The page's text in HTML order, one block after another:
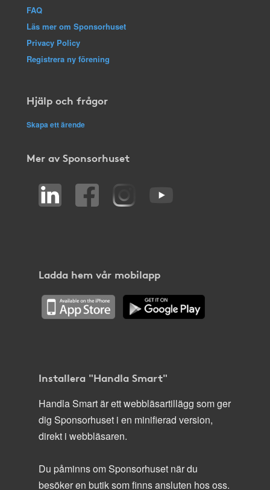
FAQ
Läs mer om Sponsorhuset
Privacy Policy
Registrera ny förening
Hjälp och frågor
Skapa ett ärende
Mer av Sponsorhuset
Ladda hem vår mobilapp
Installera "Handla Smart"
Handla Smart är ett webbläsartillägg som ger
dig Sponsorhuset i en minifierad version,
direkt i webbläsaren.
Du påminns om Sponsorhuset när du
besöker en butik som finns ansluten hos oss.